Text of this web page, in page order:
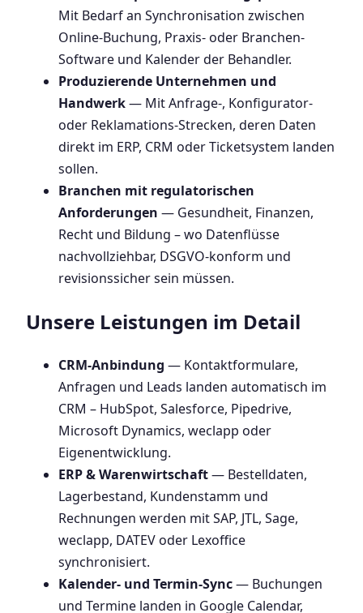
Mit Bedarf an Synchronisation zwischen
Online-Buchung, Praxis- oder Branchen-
Software und Kalender der Behandler.
Produzierende Unternehmen und
Handwerk— Mit Anfrage-, Konfigurator-
oder Reklamations-Strecken, deren Daten
direkt im ERP, CRM oder Ticketsystem landen
sollen.
Branchen mit regulatorischen
Anforderungen — Gesundheit, Finanzen,
Recht und Bildung – wo Datenflüsse
nachvollziehbar, DSGVO-konform und
revisionssicher sein müssen.
Unsere Leistungen im Detail
CRM-Anbindung — Kontaktformulare,
Anfragen und Leads landen automatisch im
CRM – HubSpot, Salesforce, Pipedrive,
Microsoft Dynamics, weclapp oder
Eigenentwicklung.
ERP & Warenwirtschaft— Bestelldaten,
Lagerbestand, Kundenstamm und
Rechnungen werden mit SAP, JTL, Sage,
weclapp, DATEV oder Lexoffice
synchronisiert.
Kalender- und Termin-Sync— Buchungen
und Termine landen in Google Calendar,